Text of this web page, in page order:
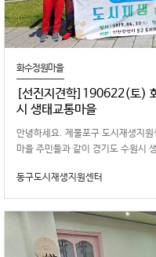
화수정원마을
[선진지견학]190622(토)
시 생태교통마을
안녕하세요. 제물포구 도시재생지
마을 주민들과 같이 경기도 수원시
동구도시재생지원센터